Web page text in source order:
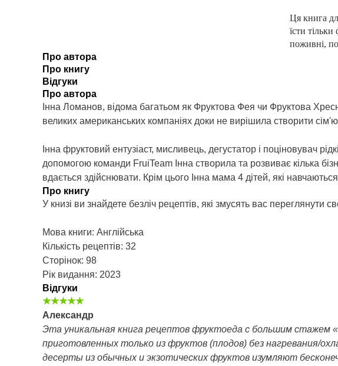
Ця книга
їсти
поживні,
Про автора
Про книгу
Відгуки
Про автора
Інна Ломанов, відома багатьом як Фруктова Фея чи Фруктова
великих американських компаніях доки не вирішила створити
Інна фруктовий ентузіаст, мисливець, дегустатор і поціновувач
допомогою команди FruiTeam Інна створила та розвиває кілька
вдається здійснювати. Крім цього Інна мама 4 дітей, які
Про книгу
У книзі ви знайдете безліч рецептів, які змусять вас переглянути
Мова книги: Англійська
Кількість рецептів: 32
Сторінок: 98
Рік видання: 2023
Відгуки
★★★★★
Александр
Эта уникальная книга рецептов фруктоеда с большим стажем
приготовленных только из фруктов (плодов) без нагревания/
десерты из обычных и экзотических фруктов изумляют